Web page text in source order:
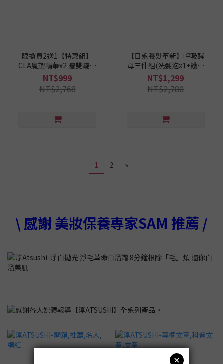
限搶買2送1【特惠組】
CLA魔塑精華x2 贈雙漩美
容儀(鑽石銀)x1 日本美腿
冠軍推薦 路薇兒LUVIEW
NT$999
NT$2,768
【日系養髮革新】呼吸酵
母三件組(洗髮泡x1+護髮
素x1+滋髮水x1) 送乾髮帽
日本原裝 SAM老師 消費高
手推薦
NT$1,299
NT$2,780
1 2 »
\ 感謝 美妝保養專家SAM 推薦 /